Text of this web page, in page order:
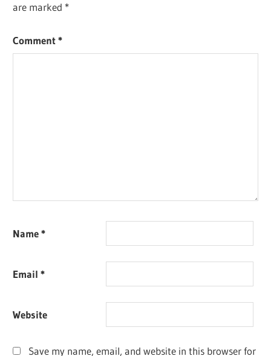
are marked *
Comment*
Name*
Email*
Website
Save my name, email, and website in this browser for